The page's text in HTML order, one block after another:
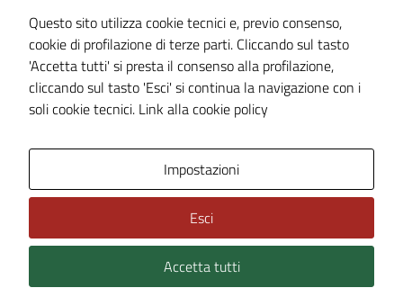
Cookie Policy
Note legali
Dichiarazione di accessibilità
Piano di miglioramento del sito
Technical Design s.r.l.
Questo sito utilizza cookie tecnici e, previo consenso,
cookie di profilazione di terze parti. Cliccando sul tasto
'Accetta tutti' si presta il consenso alla profilazione,
cliccando sul tasto 'Esci' si continua la navigazione con i
soli cookie tecnici. Link alla cookie policy
Impostazioni
Esci
Accetta tutti